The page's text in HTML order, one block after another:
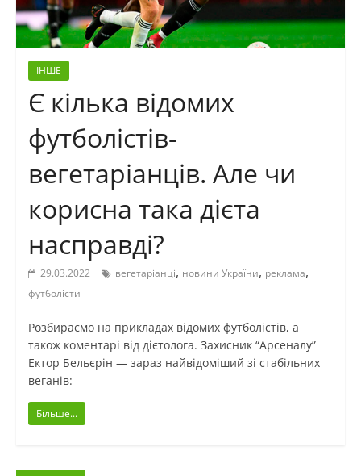
ІНШЕ
Є кілька відомих
футболістів-
вегетаріанців. Але чи
корисна така дієта
насправді?
29.03.2022 вегетаріанці, новини України, реклама,
футболісти
Розбираємо на прикладах відомих футболістів, а
також коментарі від дієтолога. Захисник “Арсеналу”
Ектор Бельєрін — зараз найвідоміший зі стабільних
веганів:
Більше...